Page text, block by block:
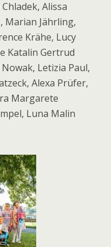
Alissa
Marian Jährling,
Krähe, Lucy
Katalin Gertrud
Letizia Paul,
Alexa Prüfer,
Margarete
Luna Malin